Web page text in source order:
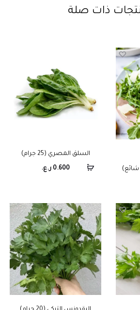
ذات صلة
شائع)
السلق المصري (25 جرام)
0.600 ر.ع.